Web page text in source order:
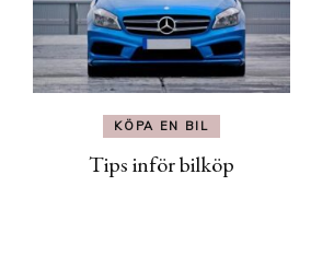
KÖPA EN BIL
Tips inför bilköp